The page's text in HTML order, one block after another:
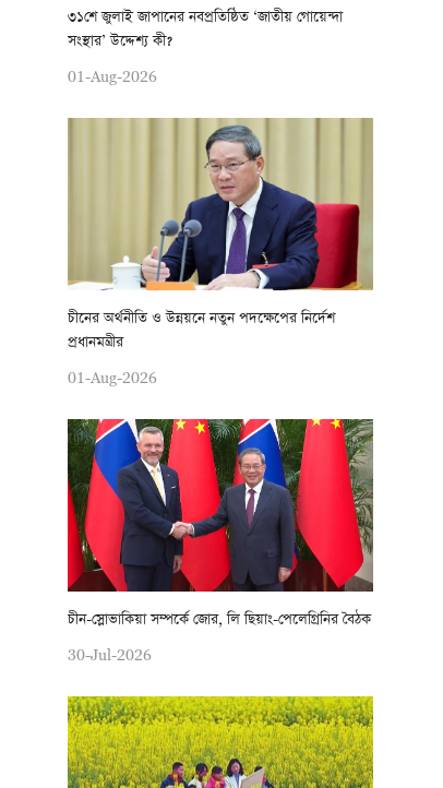
৩১শে জুলাই জাপানের নবপ্রতিষ্ঠিত ‘জাতীয় গোয়েন্দা
সংস্থার’ উদ্দেশ্য কী?
01-Aug-2026
চীনের অর্থনীতি ও উন্নয়নে নতুন পদক্ষেপের নির্দেশ
প্রধানমন্ত্রীর
01-Aug-2026
চীন-স্লোভাকিয়া সম্পর্কে জোর, লি ছিয়াং-পেলেগ্রিনির বৈঠক
30-Jul-2026